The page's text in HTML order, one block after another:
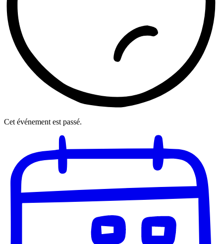
Cet événement est passé.